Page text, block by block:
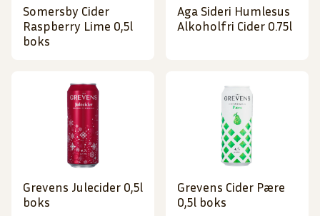
Somersby Cider
Raspberry Lime 0,5l
boks
Aga Sideri Humlesus
Alkoholfri Cider 0.75l
Grevens Julecider 0,5l
boks
Grevens Cider Pære
0,5l boks